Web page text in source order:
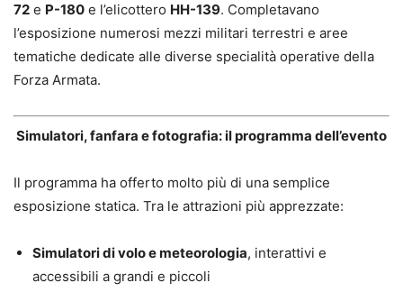
72 e P-180 e l’elicottero HH-139. Completavano
l’esposizione numerosi mezzi militari terrestri e aree
tematiche dedicate alle diverse specialità operative della
Forza Armata.
Simulatori, fanfara e fotografia: il programma dell’evento
Il programma ha offerto molto più di una semplice
esposizione statica. Tra le attrazioni più apprezzate:
Simulatori di volo e meteorologia, interattivi e
accessibili a grandi e piccoli